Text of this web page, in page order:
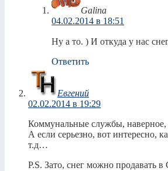
Galina
04.02.2014 в 18:51
Ну а то. ) И откуда у нас
Ответить
Евгений
02.02.2014 в 19:29
Коммунальные службы, наверное,
А если серьезно, вот интересно,
т.д…
P.S. Зато, снег можно продавать